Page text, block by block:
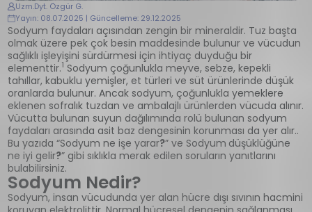
Uzm.Dyt. Özgür G.
Yayın: 08.07.2025 | Güncelleme: 29.12.2025
Sodyum faydaları açısından zengin bir mineraldir. Tuz başta
olmak üzere pek çok besin maddesinde bulunur ve vücudun
sağlıklı işleyişini sürdürmesi için ihtiyaç duyduğu bir
elementtir.1 Sodyum çoğunlukla meyve, sebze, kepekli
tahıllar, kabuklu yemişler, et türleri ve süt ürünlerinde düşük
oranlarda bulunur. Ancak sodyum, çoğunlukla yemeklere
eklenen sofralık tuzdan ve ambalajlı ürünlerden vücuda alınır.
Vücutta bulunan suyun dağılımında rolü bulunan sodyum
faydaları arasında asit baz dengesinin korunması da yer alır..
Bu yazıda “Sodyum ne işe yarar?” ve Sodyum düşüklüğüne
ne iyi gelir?” gibi sıklıkla merak edilen soruların yanıtlarını
bulabilirsiniz.
Sodyum Nedir?
Sodyum, insan vücudunda yer alan hücre dışı sıvının hacmini